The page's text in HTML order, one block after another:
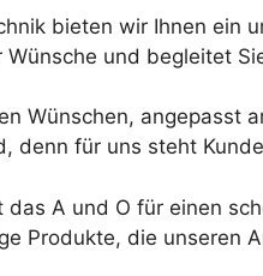
bieten wir Ihnen ein
und begleitet
Wünschen,
denn für uns steht
A und O für einen
Produkte, die unseren